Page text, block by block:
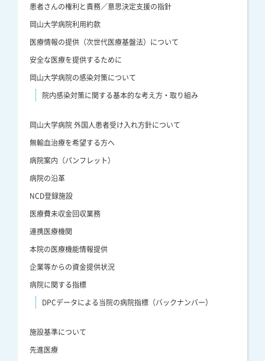
患者さんの権利と責務／意思決定支援の指針
岡山大学病院利用約款
医療情報の提供（次世代医療基盤法）について
安全な医療を提供するために
岡山大学病院の感染対策について
院内感染対策に関する基本的な考え方・取り組み
岡山大学病院 外国人患者受け入れ方針について
無輸血治療を希望する方へ
病院案内（パンフレット）
病院の沿革
NCD登録施設
医療費未収金回収業務
連携医療機関
本院の医療機能情報提供
企業等からの資金提供状況
病院に関する指標
DPCデータによる当院の病院指標（バックナンバー）
施設基準について
先進医療